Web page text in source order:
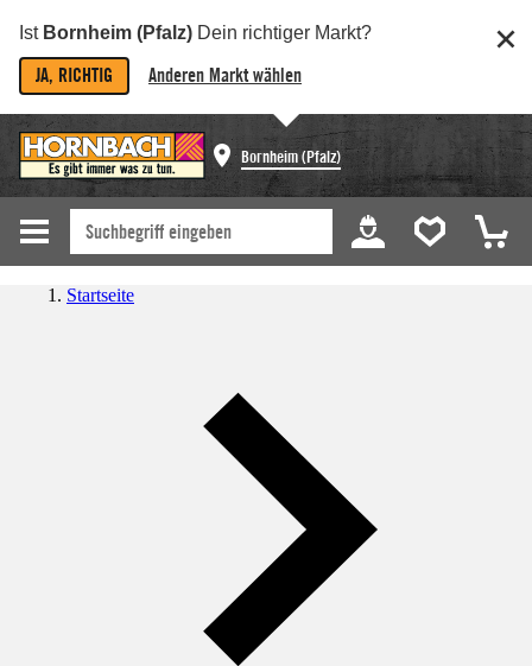
Ist Bornheim (Pfalz) Dein richtiger Markt?
JA, RICHTIG Anderen Markt wählen
Bornheim (Pfalz)
Startseite